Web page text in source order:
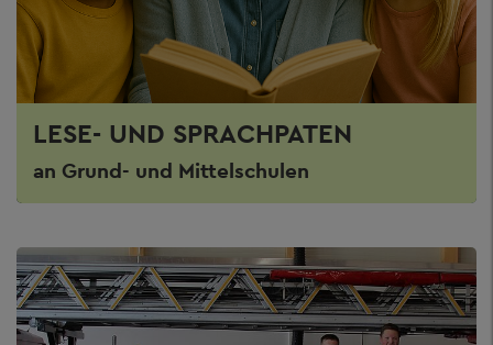
LESE- UND SPRACHPATEN
an Grund- und Mittelschulen